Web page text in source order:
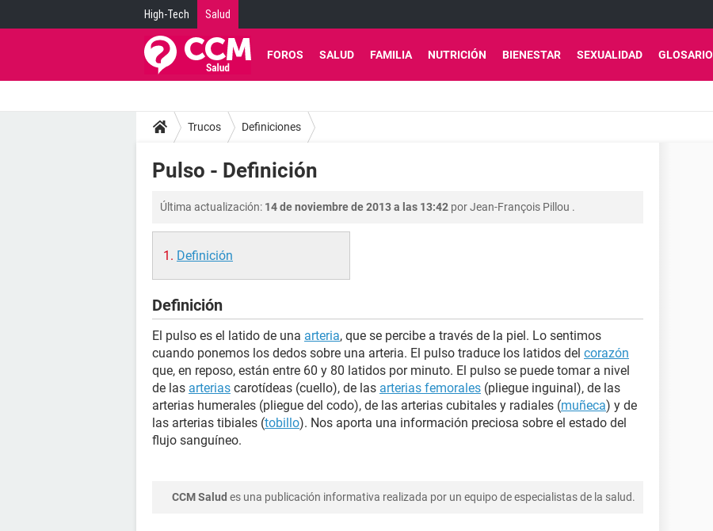
High-Tech Salud
FOROS SALUD FAMILIA NUTRICIÓN BIENESTAR SEXUALIDAD GLOSARIO
Trucos Definiciones
Pulso - Definición
Última actualización: 14 de noviembre de 2013 a las 13:42 porJean-François Pillou .
Definición
Definición
El pulso es el latido de una arteria, que se percibe a través de la piel. Lo sentimos
cuando ponemos los dedos sobre una arteria. El pulso traduce los latidos del corazón
que, en reposo, están entre 60 y 80 latidos por minuto. El pulso se puede tomar a nivel
de las arterias carotídeas (cuello), de las arterias femorales (pliegue inguinal), de las
arterias humerales (pliegue del codo), de las arterias cubitales y radiales (muñeca) y de
las arterias tibiales (tobillo). Nos aporta una información preciosa sobre el estado del
flujo sanguíneo.
CCM Salud es una publicación informativa realizada por un equipo de especialistas de la salud.